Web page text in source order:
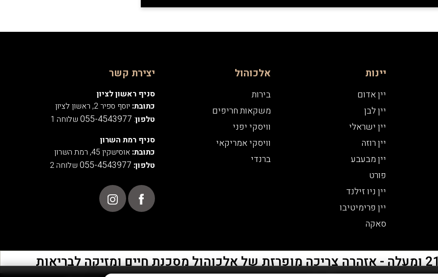
יינות
יין אדום
יין לבן
יין ישראלי
יין רוזה
יין מבעבע
פורט
יין ניו זילנד
יין פרימיטיבו
סאקה
אלכוהול
בירות
משקאות חריפים
וויסקי יפני
וויסקי אמריקאי
ברנדי
יצירת קשר
סניף ראשון לציון
כתובת: יוסף ספיר 2, ראשון לציון
טלפון:
055-4543977 שלוחה 1
סניף רמת השרון
כתובת:אוסישקין 45, רמת השרון
טלפון: 055-4543977 שלוחה 2